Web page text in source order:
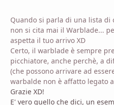
Quando si parla di una lista di
non si cita mai il Warblade...
aspetta il tuo arrivo XD
Certo, il warblade è sempre
picchiatore, anche perchè, a
(che possono arrivare ad
warbalde non è affatto legato
Grazie XD!
E' vero quello che dici, un